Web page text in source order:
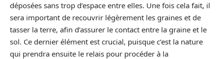
déposées sans trop d’espace entre elles. Une fois cela fait, il
sera important de recouvrir légèrement les graines et de
tasser la terre, afin d’assurer le contact entre la graine et le
sol. Ce dernier élément est crucial, puisque c’est la nature
qui prendra ensuite le relais pour procéder à la